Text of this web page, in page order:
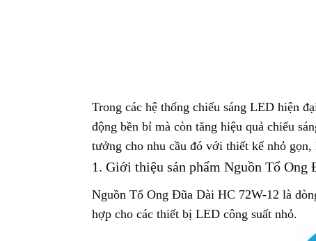
Trong các hệ thống chiếu sáng LED hiện
động bền bỉ mà còn tăng hiệu quả chiếu
tưởng cho nhu cầu đó với thiết kế nhỏ
1. Giới thiệu sản phẩm Nguồn Tổ Ong
Nguồn Tổ Ong Đũa Dài HC 72W-12 là
hợp cho các thiết bị LED công suất nhỏ.